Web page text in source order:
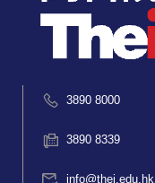
3890 8000
3890 8339
info@thei.edu.hk